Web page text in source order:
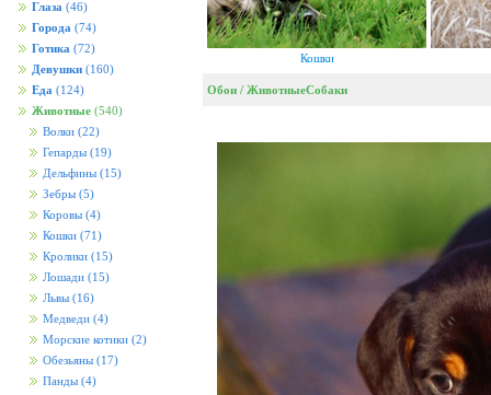
Глаза (46)
Города (74)
Готика (72)
Девушки (160)
Еда (124)
Животные (540)
Волки (22)
Гепарды (19)
Дельфины (15)
Зебры (5)
Коровы (4)
Кошки (71)
Кролики (15)
Лошади (15)
Львы (16)
Медведи (4)
Морские котики (2)
Обезьяны (17)
Панды (4)
Кошки
Обои / ЖивотныеСобаки